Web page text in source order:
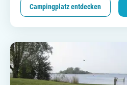
Campingplatz entdecken